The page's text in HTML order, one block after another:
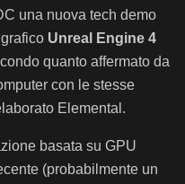
una nuova tech demo
Unreal Engine 4
quanto affermato da
con le stesse
Elemental.
basata su GPU
(probabilmente un